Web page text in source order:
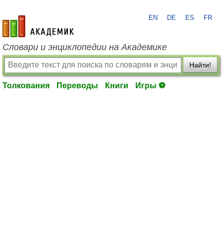
academic.ru
EN DE ES FR
Словари и энциклопедии на Академике
Найти!
Толкования Переводы Книги Игры ⚽